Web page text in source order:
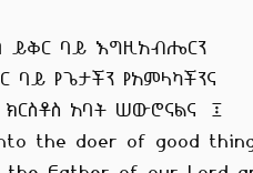
ይቅር ባይ እግዚአብሔርን
ባይ የጌታችን የአምላካችንና
ክርስቶስ አባት ሠውሮናልና ፤
the doer of good